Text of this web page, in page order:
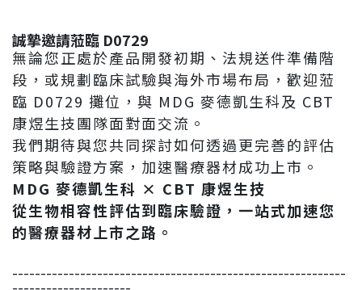
誠摯邀請蒞臨 D0729
無論您正處於產品開發初期、法規送件準備階
段，或規劃臨床試驗與海外市場布局，歡迎蒞
臨 D0729 攤位，與 MDG 麥德凱生科及 CBT
康煜生技團隊面對面交流。
我們期待與您共同探討如何透過更完善的評估
策略與驗證方案，加速醫療器材成功上市。
MDG 麥德凱生科 × CBT 康煜生技
從生物相容性評估到臨床驗證，一站式加速您
的醫療器材上市之路。
-----------------------------------------------------------